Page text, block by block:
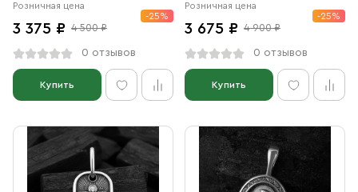
Розничная цена
3 375 ₽ 4 500 ₽
-25%
0 отзывов
Купить
Розничная цена
3 675 ₽ 4 900 ₽
-25%
0 отзывов
Купить